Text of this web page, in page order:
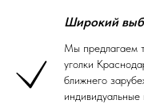
Широкий
Мы предлагаем
уголки
ближнего